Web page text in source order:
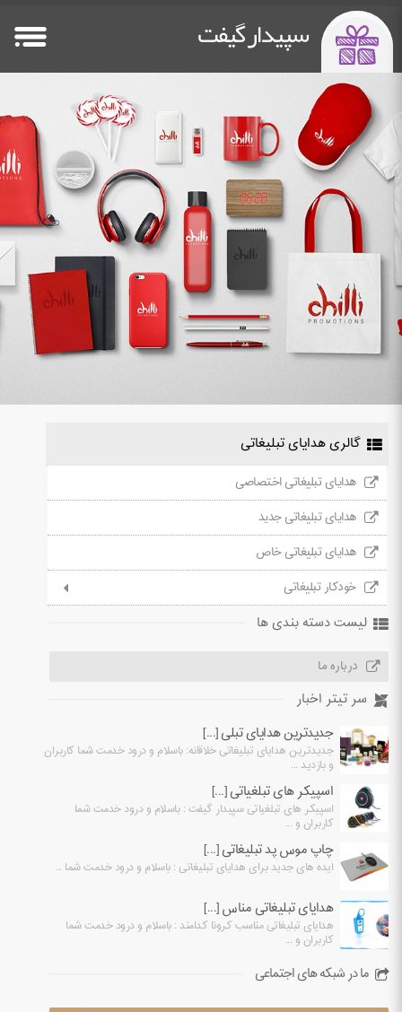
سپیدار گیفت
صفحه اصلی
HomePage
Flash Memory
پاوربانک تبلیغاتی
Power Bank
سایر هدایا
Other Gifts
خدمات چاپ
Printing
دستگاه چاپ فلت بد
Flatbed Printer
درباره ما
about us
تماس باما
Contact Us
گالری هدایای تبلیغاتی
هدایای تبلیغاتی اختصاصی
هدایای تبلیغاتی جدید
هدایای تبلیغاتی خاص
خودکار تبلیغاتی
لیست دسته بندی ها
درباره ما
سر تیتر اخبار
جدیدترین هدایای تبلی [...]
جدیدترین هدایای تبلیغاتی خلاقانه: باسلام و درود خدمت شما کاربران
و بازدید ...
اسپیکر های تبلغیاتی [...]
اسپیکر های تبلغیاتی سپیدار گیفت : باسلام و درود خدمت شما
کاربران و ...
چاپ موس پد تبلیغاتی [...]
ایده های جدید برای هدایای تبلیغاتی : باسلام و درود خدمت شما ...
هدایای تبلیغاتی مناس [...]
هدایای تبلیغاتی مناسب کرونا کدامند : باسلام و درود خدمت شما
کاربران و ...
ما در شبکه های اجتماعی